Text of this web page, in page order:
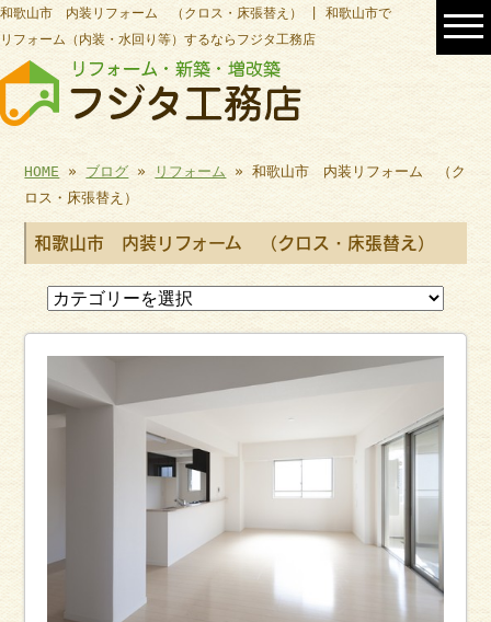
和歌山市 内装リフォーム （クロス・床張替え） | 和歌山市で
リフォーム（内装・水回り等）するならフジタ工務店
HOME » ブログ » リフォーム » 和歌山市 内装リフォーム （ク
ロス・床張替え）
和歌山市 内装リフォーム （クロス・床張替え）